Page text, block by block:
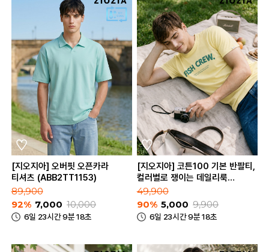
[지오지아] 오버핏 오픈카라
티셔츠 (ABB2TT1153)
89,900
92% 7,000 10,000
6일 23시간 9분 18초
[지오지아] 코튼100 기본 반팔티,
컬러별로 쟁이는 데일리룩
(ABC2TR3182_C)
49,900
90% 5,000 9,900
6일 23시간 9분 18초